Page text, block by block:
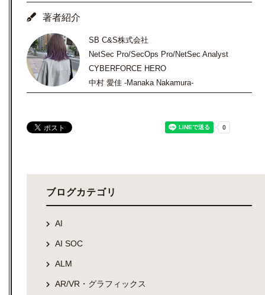
著者紹介
SB C&S株式会社
NetSec Pro/SecOps Pro/NetSec Analyst
CYBERFORCE HERO
中村 愛佳 -Manaka Nakamura-
ブログカテゴリ
AI
AI SOC
ALM
AR/VR・グラフィックス